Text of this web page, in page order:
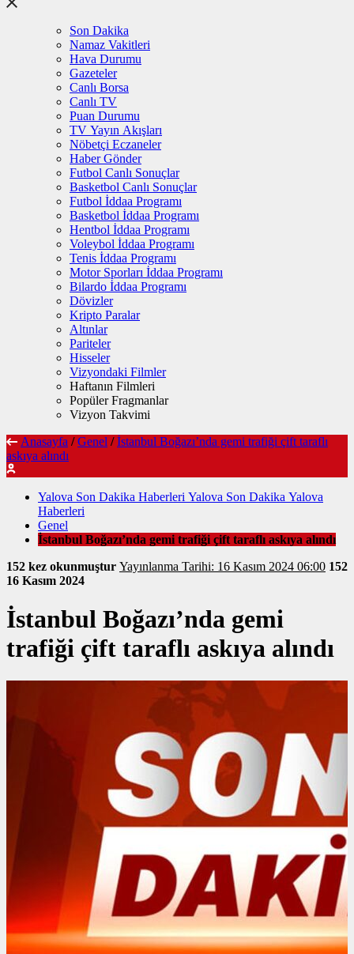
Son Dakika
Namaz Vakitleri
Hava Durumu
Gazeteler
Canlı Borsa
Canlı TV
Puan Durumu
TV Yayın Akışları
Nöbetçi Eczaneler
Haber Gönder
Futbol Canlı Sonuçlar
Basketbol Canlı Sonuçlar
Futbol İddaa Programı
Basketbol İddaa Programı
Hentbol İddaa Programı
Voleybol İddaa Programı
Tenis İddaa Programı
Motor Sporları İddaa Programı
Bilardo İddaa Programı
Dövizler
Kripto Paralar
Altınlar
Pariteler
Hisseler
Vizyondaki Filmler
Haftanın Filmleri
Popüler Fragmanlar
Vizyon Takvimi
Anasayfa / Genel / İstanbul Boğazı’nda gemi trafiği çift taraflı
askıya alındı
Yalova Son Dakika Haberleri Yalova Son Dakika Yalova
Haberleri
Genel
İstanbul Boğazı’nda gemi trafiği çift taraflı askıya alındı
152 kez okunmuştur
Yayınlanma Tarihi: 16 Kasım 2024 06:00 152
16 Kasım 2024
İstanbul Boğazı’nda gemi
trafiği çift taraflı askıya alındı